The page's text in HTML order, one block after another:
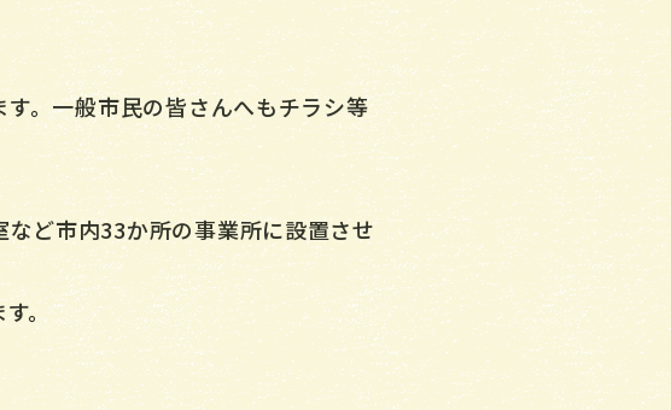
。一般市民の皆さんへもチラシ等
ど市内33か所の事業所に設置させ
。